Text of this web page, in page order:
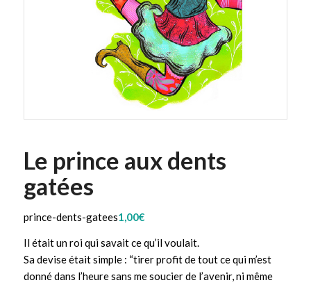
Le prince aux dents
gatées
prince-dents-gatees1,00€
Il était un roi qui savait ce qu’il voulait.
Sa devise était simple : “tirer profit de tout ce qui m’est
donné dans l’heure sans me soucier de l’avenir, ni même